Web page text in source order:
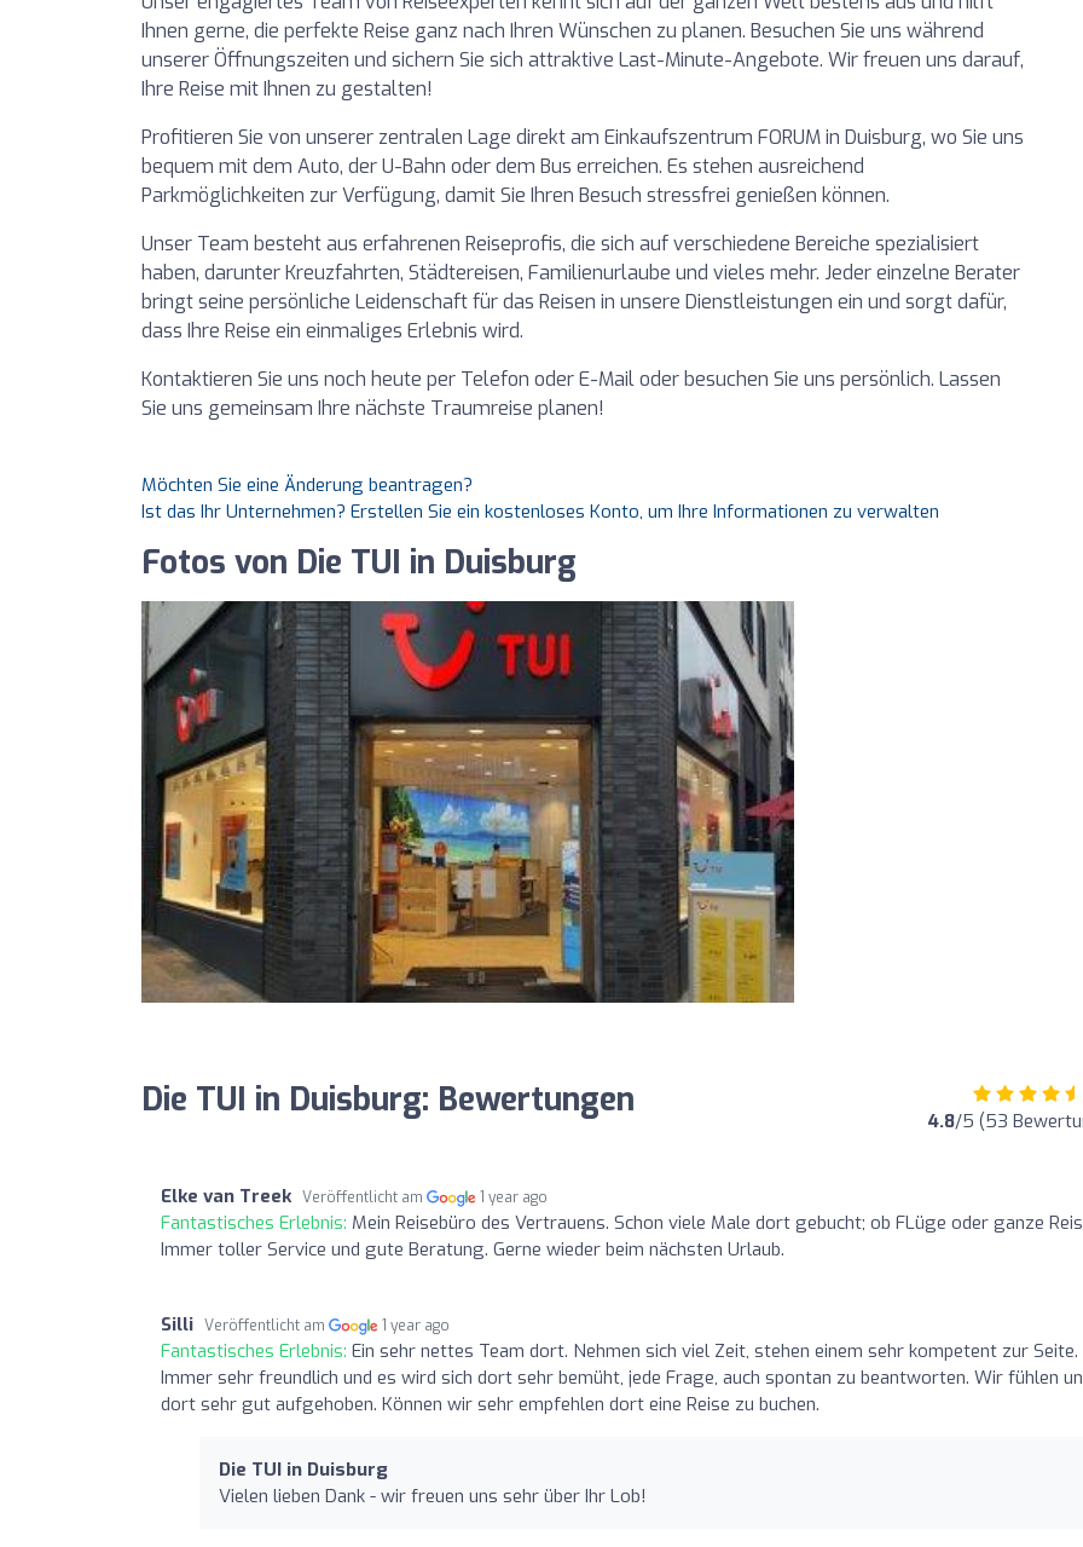
Ihnen gerne, die perfekte Reise ganz nach Ihren Wünschen zu planen. Besuchen Sie uns während
unserer Öffnungszeiten und sichern Sie sich attraktive Last-Minute-Angebote. Wir freuen uns darauf,
Ihre Reise mit Ihnen zu gestalten!
Profitieren Sie von unserer zentralen Lage direkt am Einkaufszentrum FORUM in Duisburg, wo Sie uns
bequem mit dem Auto, der U-Bahn oder dem Bus erreichen. Es stehen ausreichend
Parkmöglichkeiten zur Verfügung, damit Sie Ihren Besuch stressfrei genießen können.
Unser Team besteht aus erfahrenen Reiseprofis, die sich auf verschiedene Bereiche spezialisiert
haben, darunter Kreuzfahrten, Städtereisen, Familienurlaube und vieles mehr. Jeder einzelne Berater
bringt seine persönliche Leidenschaft für das Reisen in unsere Dienstleistungen ein und sorgt dafür,
dass Ihre Reise ein einmaliges Erlebnis wird.
Kontaktieren Sie uns noch heute per Telefon oder E-Mail oder besuchen Sie uns persönlich. Lassen
Sie uns gemeinsam Ihre nächste Traumreise planen!
Möchten Sie eine Änderung beantragen?
Ist das Ihr Unternehmen? Erstellen Sie ein kostenloses Konto, um Ihre Informationen zu verwalten
Fotos von Die TUI in Duisburg
Die TUI in Duisburg: Bewertungen 4.8/5 (53
Elke van Treek Veröffentlicht am 1 year ago
Fantastisches Erlebnis: Mein Reisebüro des Vertrauens. Schon viele Male dort gebucht; ob FLüge oder ganze
Immer toller Service und gute Beratung. Gerne wieder beim nächsten Urlaub.
Silli Veröffentlicht am 1 year ago
Fantastisches Erlebnis: Ein sehr nettes Team dort. Nehmen sich viel Zeit, stehen einem sehr kompetent zur Seite.
Immer sehr freundlich und es wird sich dort sehr bemüht, jede Frage, auch spontan zu beantworten. Wir fühlen
dort sehr gut aufgehoben. Können wir sehr empfehlen dort eine Reise zu buchen.
Die TUI in Duisburg
Vielen lieben Dank - wir freuen uns sehr über Ihr Lob!